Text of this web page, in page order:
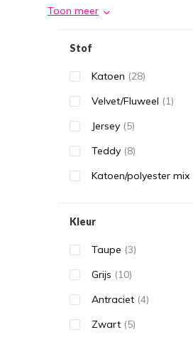
Toon meer
Stof
Katoen (28)
Velvet/Fluweel (1)
Jersey (5)
Teddy (8)
Katoen/polyester mix
Kleur
Taupe (3)
Grijs (10)
Antraciet (4)
Zwart (5)